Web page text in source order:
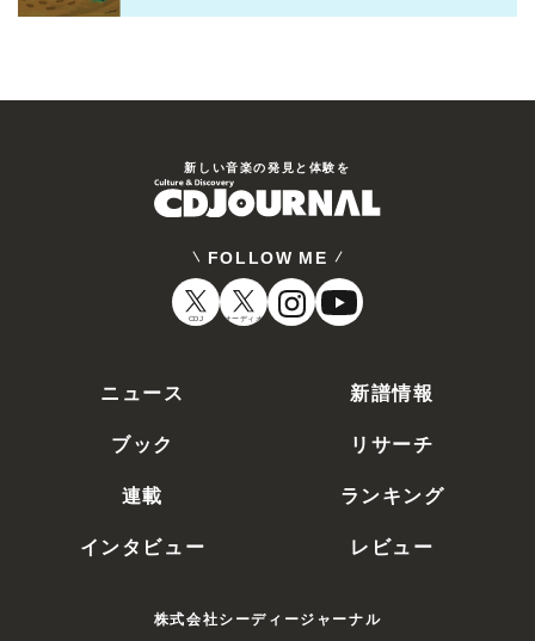
新しい⾳楽の発⾒と体験を
FOLLOW ME
CDJ オーディオ
ニュース
新譜情報
ブック
リサーチ
連載
ランキング
インタビュー
レビュー
株式会社シーディージャーナル